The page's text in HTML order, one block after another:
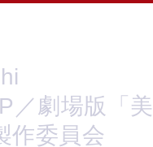
／劇場版「
作委員会